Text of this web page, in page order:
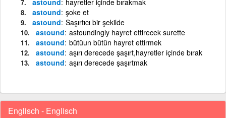
astound hayretler içinde bırakmak
astound şoke et
astound Saşırtıcı bir şekilde
astound astoundingly hayret ettirecek surette
astound bütüun bütün hayret ettirmek
astound aşırı derecede şaşırt,hayretler içinde bırak
astound aşırı derecede şaşırtmak
Englisch - Englisch